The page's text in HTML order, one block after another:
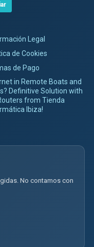
Legal
de Cookies
de Pago
in Remote Boats and
Definitive Solution with
from Tienda
Ibiza!
No contamos con